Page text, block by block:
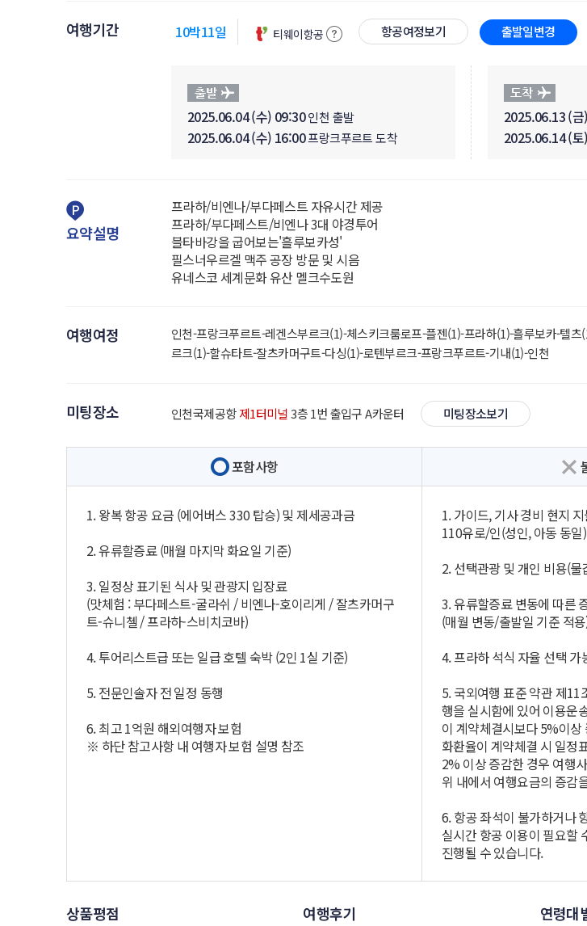
여행기간 10박11일 티웨이항공 항공여정보기 출발일변경
2025.06.04 (수) 09:30인천 출발
2025.06.04 (수) 16:00프랑크푸르트 도착
2025.06.13 (
2025.06.14 (
요약설명
프라하/비엔나/부다페스트 자유시간 제공
프라하/부다페스트/비엔나 3대 야경투어
블타바강을 굽어보는'흘루보카성'
필스너우르겔 맥주 공장 방문 및 시음
유네스코 세계문화 유산 멜크수도원
여행여정
인천-프랑크푸르트-레겐스부르크(1)-체스키크룸로프-플젠(1)-프라하(1)-흘루보카-텔
르크(1)-할슈타트-잘츠카머구트-다싱(1)-로텐부르크-프랑크푸르트-기내(1)-인천
미팅장소 인천국제공항제1터미널3층 1번 출입구 A카운터 미팅장소보기
포함사항
1. 왕복 항공 요금 (에어버스 330 탑승) 및 제세공과금
2. 유류할증료 (매월 마지막 화요일 기준)
3. 일정상 표기된 식사 및 관광지 입장료
(맛체험 : 부다페스트-굴라쉬 / 비엔나-호이리게 / 잘츠카머구
트-슈니첼 / 프라하-스비치코바)
4. 투어리스트급 또는 일급 호텔 숙박 (2인 1실 기준)
5. 전문인솔자 전 일정 동행
6. 최고 1억원 해외여행자 보험
※ 하단 참고사항 내 여행자 보험 설명 참조
1. 가이드, 기사 경비 현지
110유로/인(성인, 아동 동일)
2. 선택관광 및 개인 비용(물
3. 유류할증료 변동에 따른
(매월 변동/출발일 기준 적
4. 프라하 석식 자율 선택
5. 국외여행 표준 약관 제11
행을 실시함에 있어 이용운
이 계약체결시보다 5%이상
화환율이 계약체결 시 일정
2% 이상 증감한 경우 여행
위 내에서 여행요금의 증감
6. 항공 좌석이 불가하거나
실시간 항공 이용이 필요할
진행될 수 있습니다.
상품평점
여행후기
연령대